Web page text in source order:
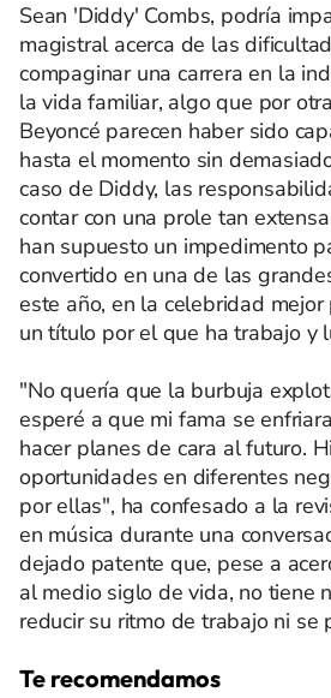
Sean 'Diddy' Combs, podría
magistral acerca de las
compaginar una carrera en la
la vida familiar, algo que por
Beyoncé parecen haber sido
hasta el momento sin
caso de Diddy, las
contar con una prole tan
han supuesto un impedimento
convertido en una de las
este año, en la celebridad
un título por el que ha trabajo y
"No quería que la burbuja
esperé a que mi fama se
hacer planes de cara al futuro.
oportunidades en diferentes
por ellas", ha confesado a la
en música durante una
dejado patente que, pese a
al medio siglo de vida, no tiene
reducir su ritmo de trabajo ni se
Te recomendamos